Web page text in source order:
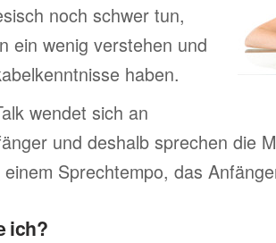
noch schwer tun,
ein wenig verstehen und
haben.
wendet sich an
und deshalb sprechen die
Sprechtempo, das
ich?